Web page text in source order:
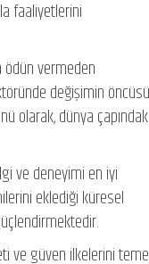
faaliyetlerini
ödün vermeden
değişimin öncüsü
olarak, dünya
ve deneyimi en iyi
eklediği küresel
ve güven ilkelerini